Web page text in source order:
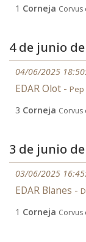
1 Corneja Corvus
4 de junio
04/06/2025
EDAR Olot - Pep
3 Corneja Corvus
3 de junio
03/06/2025
EDAR Blanes -
1 Corneja Corvus